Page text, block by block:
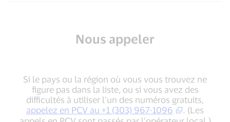
Nous appeler
Si le pays ou la région où vous vous trouvez ne
figure pas dans la liste, ou si vous avez des
difficultés à utiliser l’un des numéros gratuits,
appelez en PCV au +1 (303) 967-1096
. (Les